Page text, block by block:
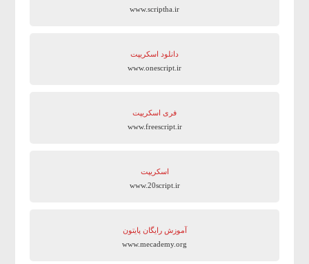
www.scriptha.ir
دانلود اسکریپت
www.onescript.ir
فری اسکریپت
www.freescript.ir
اسکریپت
www.20script.ir
آموزش رایگان پایتون
www.mecademy.org